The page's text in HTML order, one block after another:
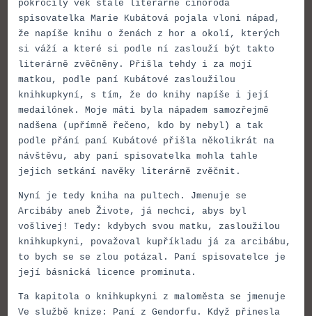
pokročilý věk stále literárně činorodá
spisovatelka Marie Kubátová pojala vloni nápad,
že napíše knihu o ženách z hor a okolí, kterých
si váží a které si podle ní zaslouží být takto
literárně zvěčněny. Přišla tehdy i za mojí
matkou, podle paní Kubátové zasloužilou
knihkupkyní, s tím, že do knihy napíše i její
medailónek. Moje máti byla nápadem samozřejmě
nadšena (upřímně řečeno, kdo by nebyl) a tak
podle přání paní Kubátové přišla několikrát na
návštěvu, aby paní spisovatelka mohla tahle
jejich setkání navěky literárně zvěčnit.
Nyní je tedy kniha na pultech. Jmenuje se
Arcibáby aneb Živote, já nechci, abys byl
vošlivej! Tedy: kdybych svou matku, zasloužilou
knihkupkyni, považoval kupříkladu já za arcibábu,
to bych se se zlou potázal. Paní spisovatelce je
její básnická licence prominuta.
Ta kapitola o knihkupkyni z maloměsta se jmenuje
Ve službě knize: Paní z Gendorfu. Když přinesla